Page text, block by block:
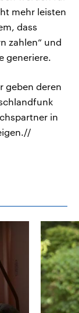
mehr leisten
dass
zahlen“ und
generiere.
geben deren
in